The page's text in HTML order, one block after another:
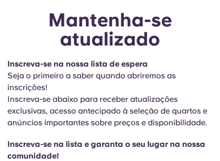
Conta Língua
English (GB)
Selecione um país
Selecione uma cidade
Chinese Español
Portuguese
Mantenha-se
atualizado
Inscreva-se na nossa lista de espera
Seja o primeiro a saber quando abriremos as
inscrições!
Inscreva-se abaixo para receber atualizações
exclusivas, acesso antecipado à seleção de quartos e
anúncios importantes sobre preços e disponibilidade.
Inscreva-se na lista e garanta o seu lugar na nossa
comunidade!